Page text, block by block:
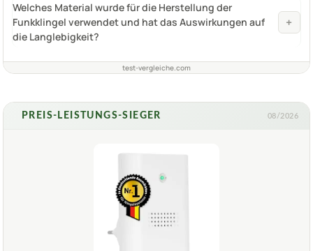
Welches Material wurde für die Herstellung der
Funkklingel verwendet und hat das Auswirkungen auf
die Langlebigkeit?
+
test-vergleiche.com
PREIS-LEISTUNGS-SIEGER 08/2026